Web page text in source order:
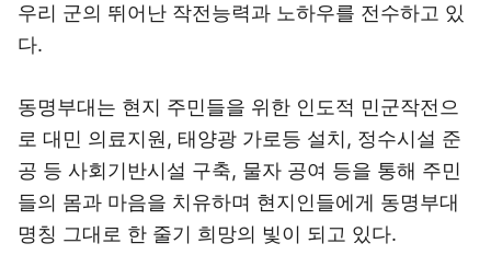
우리 군의 뛰어난 작전능력과 노하우를 전수하고 있
다.
동명부대는 현지 주민들을 위한 인도적 민군작전으
로 대민 의료지원, 태양광 가로등 설치, 정수시설 준
공 등 사회기반시설 구축, 물자 공여 등을 통해 주민
들의 몸과 마음을 치유하며 현지인들에게 동명부대
명칭 그대로 한 줄기 희망의 빛이 되고 있다.